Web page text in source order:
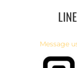
Message